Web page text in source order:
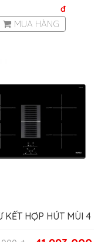
đ
MUA HÀNG
KẾT HỢP HÚT MÙI 4